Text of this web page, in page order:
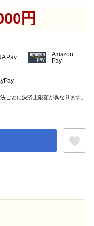
円
Pay
Amazon
Pay
ごとに決済上限額が異なります。